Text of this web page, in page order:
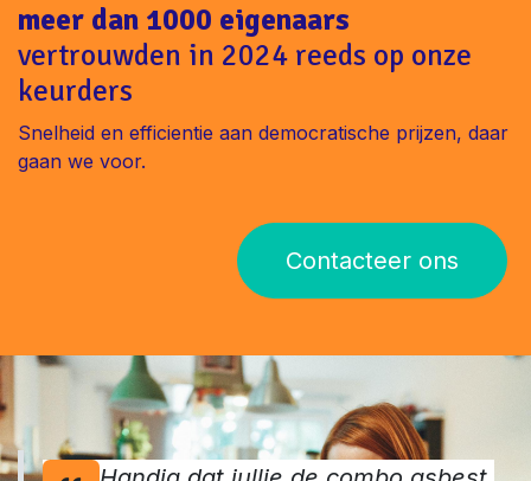
meer dan 1000 eigenaars
vertrouwden in 2024 reeds op onze
keurders
Snelheid en efficientie aan democratische prijzen, daar
gaan we voor.
Contacteer ons